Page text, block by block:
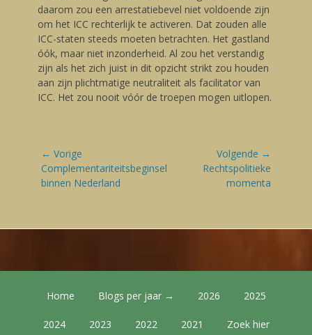
daarom zou een arrestatiebevel niet voldoende zijn
om het ICC rechterlijk te activeren. Dat zouden alle
ICC-staten steeds moeten betrachten. Het gastland
óók, maar niet inzonderheid. Al zou het verstandig
zijn als het zich juist in dit opzicht strikt zou houden
aan zijn plichtmatige neutraliteit als facilitator van
ICC. Het zou nooit vóór de troepen mogen uitlopen.
Bericht
navigatie
← Vorige
Vorige
blog:
Complementariteitsbeginsel
binnen Nederland
Volgende →
Volgende
Rechtspolitieke
momenta
Footer Menu
content
Home Blogs per jaar → 2026 2025
2024 2023 2022 2021 Zoek hier